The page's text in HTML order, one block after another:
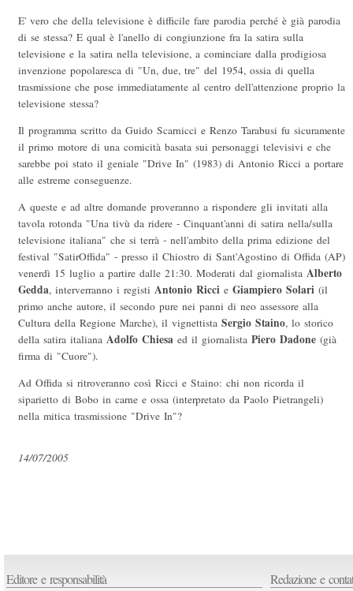
E' vero che della televisione è difficile fare parodia perché è già parodia
di se stessa? E qual è l'anello di congiunzione fra la satira sulla
televisione e la satira nella televisione, a cominciare dalla prodigiosa
invenzione popolaresca di "Un, due, tre" del 1954, ossia di quella
trasmissione che pose immediatamente al centro dell'attenzione proprio la
televisione stessa?
Il programma scritto da Guido Scarnicci e Renzo Tarabusi fu sicuramente
il primo motore di una comicità basata sui personaggi televisivi e che
sarebbe poi stato il geniale "Drive In" (1983) di Antonio Ricci a portare
alle estreme conseguenze.
A queste e ad altre domande proveranno a rispondere gli invitati alla
tavola rotonda "Una tivù da ridere - Cinquant'anni di satira nella/sulla
televisione italiana" che si terrà - nell'ambito della prima edizione del
festival "SatirOffida" - presso il Chiostro di Sant'Agostino di Offida (AP)
venerdì 15 luglio a partire dalle 21:30. Moderati dal giornalista Alberto
Gedda, interverranno i registi Antonio Ricci e Giampiero Solari (il
primo anche autore, il secondo pure nei panni di neo assessore alla
Cultura della Regione Marche), il vignettista Sergio Staino, lo storico
della satira italiana Adolfo Chiesa ed il giornalista Piero Dadone (già
firma di "Cuore").
Ad Offida si ritroveranno così Ricci e Staino: chi non ricorda il
siparietto di Bobo in carne e ossa (interpretato da Paolo Pietrangeli)
nella mitica trasmissione "Drive In"?
14/07/2005
Editore e responsabilità Redazione e